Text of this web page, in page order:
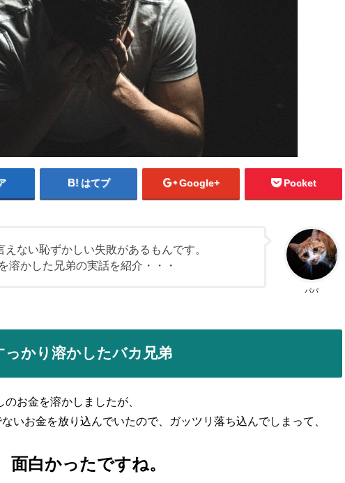
はてブ Google+ Pocket
パパ
ない恥ずかしい失敗があるもんです。
溶かした兄弟の実話を紹介・・・
かり溶かしたバカ兄弟
お金を溶かしましたが、
いお金を放り込んでいたので、ガッツリ落ち込んでしまって、
面白かったですね。